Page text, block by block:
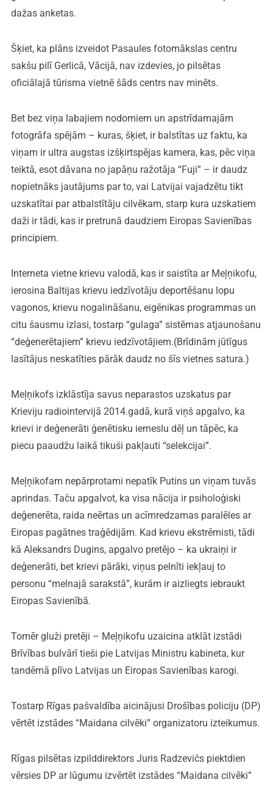
dažas anketas.
Šķiet, ka plāns izveidot Pasaules fotomākslas centru
sakšu pilī Gerlicā, Vācijā, nav izdevies, jo pilsētas
oficiālajā tūrisma vietnē šāds centrs nav minēts.
Bet bez viņa labajiem nodomiem un apstrīdamajām
fotogrāfa spējām – kuras, šķiet, ir balstītas uz faktu, ka
viņam ir ultra augstas izšķirtspējas kamera, kas, pēc viņa
teiktā, esot dāvana no japāņu ražotāja “Fuji” – ir daudz
nopietnāks jautājums par to, vai Latvijai vajadzētu tikt
uzskatītai par atbalstītāju cilvēkam, starp kura uzskatiem
daži ir tādi, kas ir pretrunā daudziem Eiropas Savienības
principiem.
Interneta vietne krievu valodā, kas ir saistīta ar Meļņikofu,
ierosina Baltijas krievu iedzīvotāju deportēšanu lopu
vagonos, krievu nogalināšanu, eigēnikas programmas un
citu šausmu izlasi, tostarp “gulaga” sistēmas atjaunošanu
“deģenerētajiem” krievu iedzīvotājiem.(Brīdinām jūtīgus
lasītājus neskatīties pārāk daudz no šīs vietnes satura.)
Meļņikofs izklāstīja savus neparastos uzskatus par
Krieviju radiointervijā 2014.gadā, kurā viņš apgalvo, ka
krievi ir deģenerāti ģenētisku iemeslu dēļ un tāpēc, ka
piecu paaudžu laikā tikuši pakļauti “selekcijai”.
Meļņikofam nepārprotami nepatīk Putins un viņam tuvās
aprindas. Taču apgalvot, ka visa nācija ir psiholoģiski
deģenerēta, raida neērtas un acīmredzamas paralēles ar
Eiropas pagātnes traģēdijām. Kad krievu ekstrēmisti, tādi
kā Aleksandrs Dugins, apgalvo pretējo – ka ukraiņi ir
deģenerāti, bet krievi pārāki, viņus pelnīti iekļauj to
personu “melnajā sarakstā”, kurām ir aizliegts iebraukt
Eiropas Savienībā.
Tomēr gluži pretēji – Meļņikofu uzaicina atklāt izstādi
Brīvības bulvārī tieši pie Latvijas Ministru kabineta, kur
tandēmā plīvo Latvijas un Eiropas Savienības karogi.
Tostarp Rīgas pašvaldība aicinājusi Drošības policiju (DP)
vērtēt izstādes “Maidana cilvēki” organizatoru izteikumus.
Rīgas pilsētas izpilddirektors Juris Radzevičs piektdien
vērsies DP ar lūgumu izvērtēt izstādes “Maidana cilvēki”